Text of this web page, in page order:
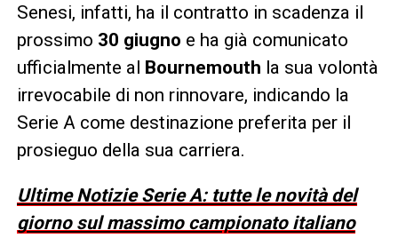
Senesi, infatti, ha il contratto in scadenza il
prossimo 30 giugno e ha già comunicato
ufficialmente al Bournemouth la sua volontà
irrevocabile di non rinnovare, indicando la
Serie A come destinazione preferita per il
prosieguo della sua carriera.
Ultime Notizie Serie A: tutte le novità del
giorno sul massimo campionato italiano